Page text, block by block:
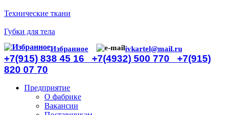
Технические ткани
Губки для тела
Избранное ivkartel@mail.ru
+7(915) 838 45 16 +7(4932) 500 770 +7(915)
820 07 70
Предприятие
О фабрике
Вакансии